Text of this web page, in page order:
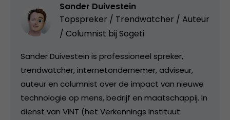
Sander Duivestein
Topspreker / Trendwatcher / Auteur
/ Columnist bij Sogeti
Sander Duivestein is professioneel spreker,
trendwatcher, internetondernemer, adviseur,
auteur en columnist over de impact van nieuwe
technologie op mens, bedrijf en maatschappij. In
dienst van VINT (het Verkennings Instituut